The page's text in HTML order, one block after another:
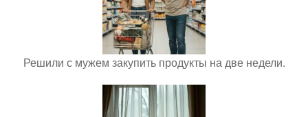
Решили с мужем закупить продукты на две недели.